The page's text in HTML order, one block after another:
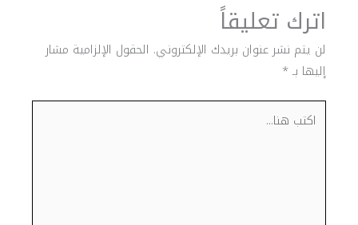
اترك تعليقاً
لن يتم نشر عنوان بريدك الإلكتروني. الحقول الإلزامية مشار
إليها بـ*
اكتب
هنا...